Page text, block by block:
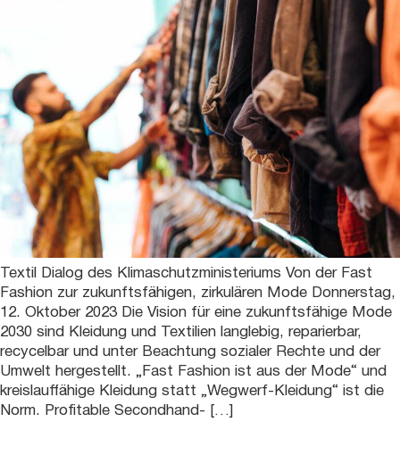
Textil Dialog des Klimaschutzministeriums Von der Fast
Fashion zur zukunftsfähigen, zirkulären Mode Donnerstag,
12. Oktober 2023 Die Vision für eine zukunftsfähige Mode
2030 sind Kleidung und Textilien langlebig, reparierbar,
recycelbar und unter Beachtung sozialer Rechte und der
Umwelt hergestellt. „Fast Fashion ist aus der Mode“ und
kreislauffähige Kleidung statt „Wegwerf-Kleidung“ ist die
Norm. Profitable Secondhand- […]